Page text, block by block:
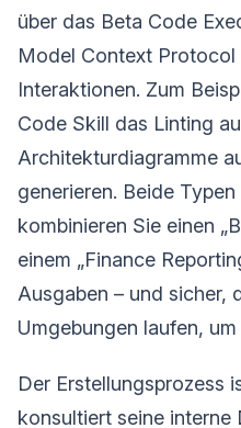
über das Beta Code
Model Context
Interaktionen. Zum
Code Skill das Linting
Architekturdiagramme
generieren. Beide
kombinieren Sie einen
einem „Finance
Ausgaben – und sicher,
Umgebungen laufen,
Der Erstellungsprozess
konsultiert seine interne